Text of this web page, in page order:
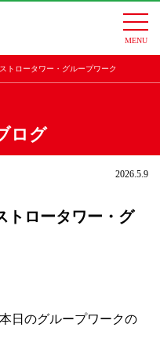
トロータワー・グループワーク
ログ
2026.5.9
トロータワー・グ
日のグループワークの